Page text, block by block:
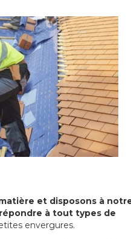
et disposons à
à tout types de
envergures.